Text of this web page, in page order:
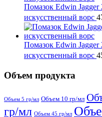
Помазок Edwin Jagger
искусственный ворc
Помазок Edwin Jagger
искусственный ворс
Объем продукта
Объем 5 гр/мл Объем 10 гр/мл
гр/мл Объем 45 гр/мл